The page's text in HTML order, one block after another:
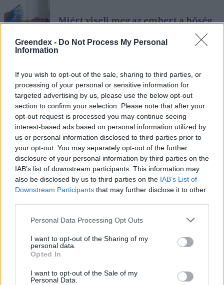
Greendex - Do Not Process My Personal
Information
If you wish to opt-out of the sale, sharing to third parties, or
processing of your personal or sensitive information for
targeted advertising by us, please use the below opt-out
section to confirm your selection. Please note that after your
opt-out request is processed you may continue seeing
interest-based ads based on personal information utilized by
us or personal information disclosed to third parties prior to
your opt-out. You may separately opt-out of the further
disclosure of your personal information by third parties on the
IAB’s list of downstream participants. This information may
also be disclosed by us to third parties on the IAB’s List of
Downstream Participants that may further disclose it to other
Personal Data Processing Opt Outs
I want to opt-out of the Sharing of my
personal data.
Opted In
I want to opt-out of the Sale of my
Personal Data.
Miért viseli meg az embert a hőség
Csillaghullás, napfogyatkozás:
augusztusban érdemes lesz az égre
nézni
ÉLŐ BOLYGÓNK
Az alacsony vízszintnél durvább dolgok